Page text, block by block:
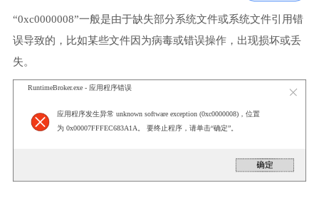
“0xc0000008”一般是由于缺失部分系统文件或系统文件引用错
误导致的，比如某些文件因为病毒或错误操作，出现损坏或丢
失。
RuntimeBroker.exe - 应用程序错误
应用程序发生异常 unknown software exception (0xc0000008)，位置
为 0x00007FFFEC683A1A。 要终止程序，请单击“确定”。